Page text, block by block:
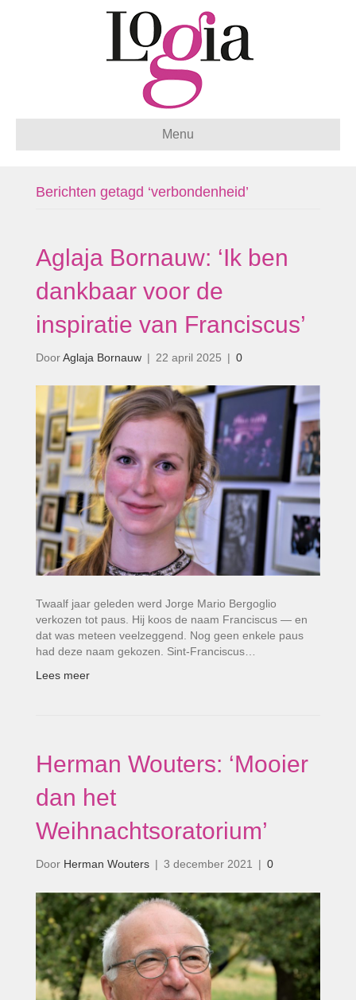
Menu
Berichten getagd ‘verbondenheid’
Aglaja Bornauw: ‘Ik ben
dankbaar voor de
inspiratie van Franciscus’
DoorAglaja Bornauw | 22 april 2025 | 0
Twaalf jaar geleden werd Jorge Mario Bergoglio
verkozen tot paus. Hij koos de naam Franciscus — en
dat was meteen veelzeggend. Nog geen enkele paus
had deze naam gekozen. Sint-Franciscus…
Lees meer
Herman Wouters: ‘Mooier
dan het
Weihnachtsoratorium’
Door Herman Wouters | 3 december 2021 | 0